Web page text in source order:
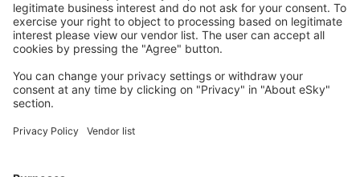
Cazarea preferată
Alege din peste 1,3 mil. de opţiuni: hoteluri, cabane,
Cele mai căutate cazări de către utilizatorii eSky